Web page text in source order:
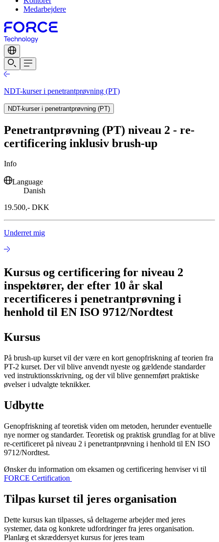
Medarbejdere
NDT-kurser i penetrantprøvning (PT)
NDT-kurser i penetrantprøvning (PT)
Penetrantprøvning (PT) niveau 2 - re-
certificering inklusiv brush-up
Info
Language
Danish
19.500,- DKK
Underret mig
Kursus og certificering for niveau 2
inspektører, der efter 10 år skal
recertificeres i penetrantprøvning i
henhold til EN ISO 9712/Nordtest
Kursus
På brush-up kurset vil der være en kort genopfriskning af teorien fra
PT-2 kurset. Der vil blive anvendt nyeste og gældende standarder
ved instruktionsskrivning, og der vil blive gennemført praktiske
øvelser i udvalgte teknikker.
Udbytte
Genopfriskning af teoretisk viden om metoden, herunder eventuelle
nye normer og standarder. Teoretisk og praktisk grundlag for at blive
re-certificeret på niveau 2 i penetrantprøvning i henhold til EN ISO
9712/Nordtest.
Ønsker du information om eksamen og certificering henviser vi til
FORCE Certification
Tilpas kurset til jeres organisation
Dette kursus kan tilpasses, så deltagerne arbejder med jeres
systemer, data og konkrete udfordringer fra jeres organisation.
Planlæg et skræddersyet kursus for jeres team